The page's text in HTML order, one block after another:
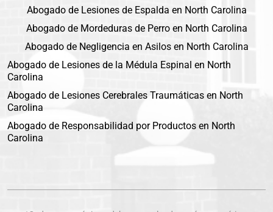
Abogado de Lesiones de Espalda en North Carolina
Abogado de Mordeduras de Perro en North Carolina
Abogado de Negligencia en Asilos en North Carolina
Abogado de Lesiones de la Médula Espinal en North
Carolina
Abogado de Lesiones Cerebrales Traumáticas en North
Carolina
Abogado de Responsabilidad por Productos en North
Carolina